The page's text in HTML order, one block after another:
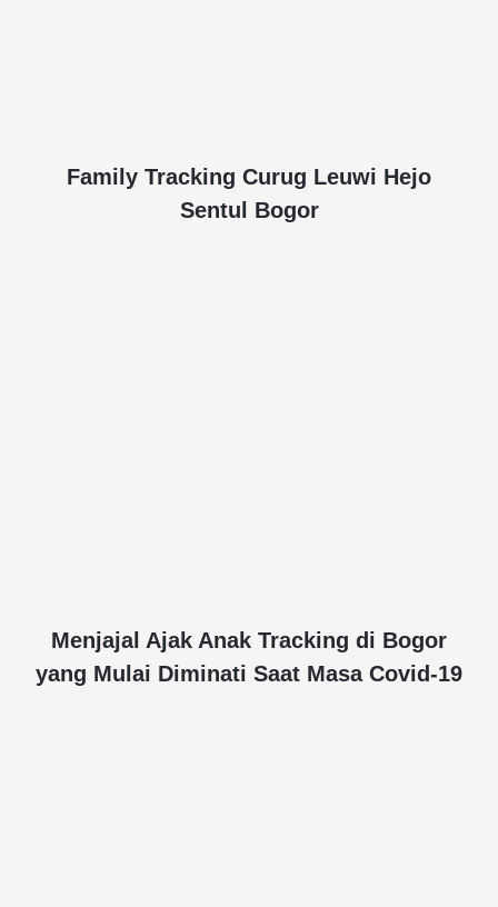
Family Tracking Curug Leuwi Hejo
Sentul Bogor
Menjajal Ajak Anak Tracking di Bogor
yang Mulai Diminati Saat Masa Covid-19